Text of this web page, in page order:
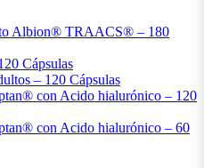
Albion® TRAACS® – 180
Cápsulas
– 120 Cápsulas
con Acido hialurónico – 120
con Acido hialurónico – 60